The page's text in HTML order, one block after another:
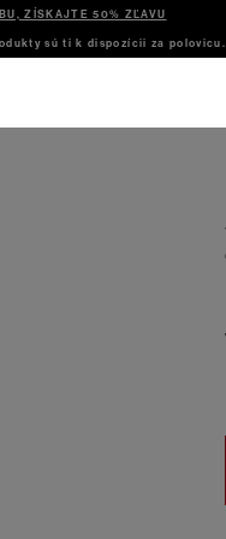
ZÍSKAJTE 50% ZĽAVU
sú ti k dispozícii za polovicu.